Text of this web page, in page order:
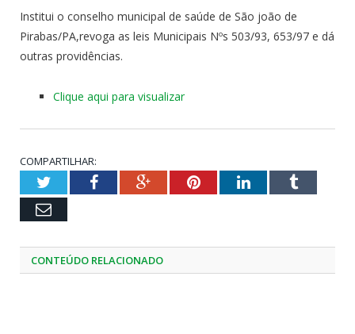
Institui o conselho municipal de saúde de São joão de
Pirabas/PA,revoga as leis Municipais Nºs 503/93, 653/97 e dá
outras providências.
Clique aqui para visualizar
COMPARTILHAR:
TwitterFacebookGoogle+PinterestLinkedInTumblr
Email
CONTEÚDO RELACIONADO